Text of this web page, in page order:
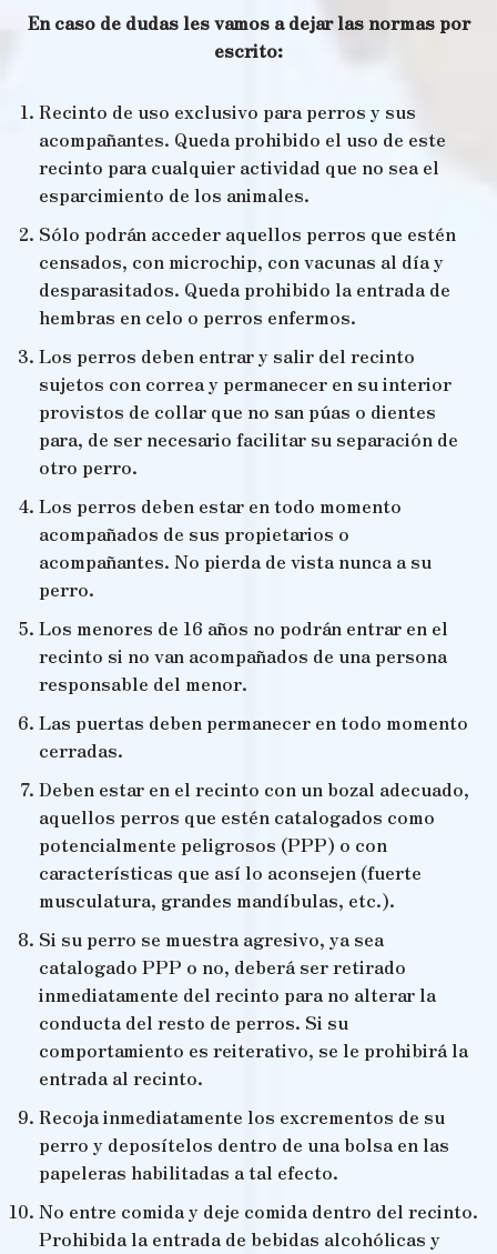
En caso de dudas les vamos a dejar las normas por
escrito:
Recinto de uso exclusivo para perros y sus
acompañantes. Queda prohibido el uso de este
recinto para cualquier actividad que no sea el
esparcimiento de los animales.
Sólo podrán acceder aquellos perros que estén
censados, con microchip, con vacunas al día y
desparasitados. Queda prohibido la entrada de
hembras en celo o perros enfermos.
Los perros deben entrar y salir del recinto
sujetos con correa y permanecer en su interior
provistos de collar que no san púas o dientes
para, de ser necesario facilitar su separación de
otro perro.
Los perros deben estar en todo momento
acompañados de sus propietarios o
acompañantes. No pierda de vista nunca a su
perro.
Los menores de 16 años no podrán entrar en el
recinto si no van acompañados de una persona
responsable del menor.
Las puertas deben permanecer en todo momento
cerradas.
Deben estar en el recinto con un bozal adecuado,
aquellos perros que estén catalogados como
potencialmente peligrosos (PPP) o con
características que así lo aconsejen (fuerte
musculatura, grandes mandíbulas, etc.).
Si su perro se muestra agresivo, ya sea
catalogado PPP o no, deberá ser retirado
inmediatamente del recinto para no alterar la
conducta del resto de perros. Si su
comportamiento es reiterativo, se le prohibirá la
entrada al recinto.
Recoja inmediatamente los excrementos de su
perro y deposítelos dentro de una bolsa en las
papeleras habilitadas a tal efecto.
No entre comida y deje comida dentro del recinto.
Prohibida la entrada de bebidas alcohólicas y